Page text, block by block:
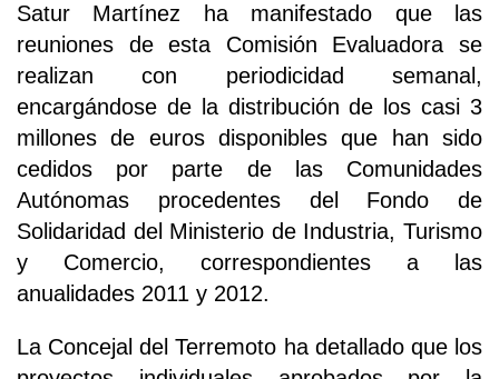
Satur Martínez ha manifestado que las
reuniones de esta Comisión Evaluadora se
realizan con periodicidad semanal,
encargándose de la distribución de los casi 3
millones de euros disponibles que han sido
cedidos por parte de las Comunidades
Autónomas procedentes del Fondo de
Solidaridad del Ministerio de Industria, Turismo
y Comercio, correspondientes a las
anualidades 2011 y 2012.
La Concejal del Terremoto ha detallado que los